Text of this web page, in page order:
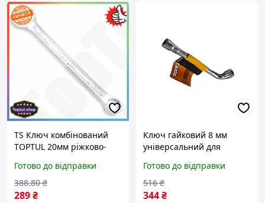
TS Ключ комбінований
TOPTUL 20мм ріжково-
інструмент для механіків
та автолюбителів ключ
для SHT55_Q
Готово до відправки
289₴
388.80 ₴
Ключ гайковий 8 мм
універсальний для
для закручування та
відгвинчування
кріплення FLAME
Готово до відправки
344₴
516 ₴